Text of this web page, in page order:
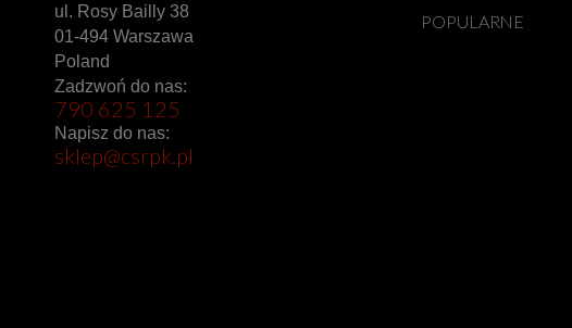
ul. Rosy Bailly 38
01-494 Warszawa
Poland
Zadzwoń do nas:
790 625 125
Napisz do nas:
sklep@csrpk.pl
POPULARNE